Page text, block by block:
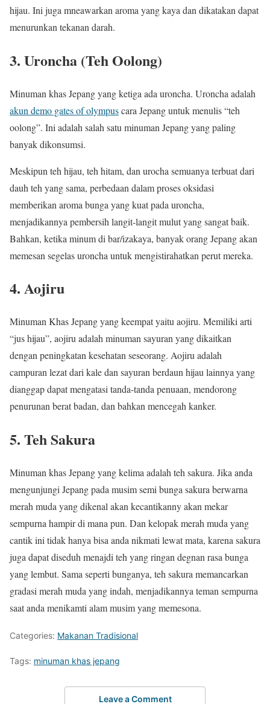
hijau. Ini juga mneawarkan aroma yang kaya dan dikatakan dapat
menurunkan tekanan darah.
3. Uroncha (Teh Oolong)
Minuman khas Jepang yang ketiga ada uroncha. Uroncha adalah
akun demo gates of olympuscara Jepang untuk menulis “teh
oolong”. Ini adalah salah satu minuman Jepang yang paling
banyak dikonsumsi.
Meskipun teh hijau, teh hitam, dan urocha semuanya terbuat dari
dauh teh yang sama, perbedaan dalam proses oksidasi
memberikan aroma bunga yang kuat pada uroncha,
menjadikannya pembersih langit-langit mulut yang sangat baik.
Bahkan, ketika minum di bar/izakaya, banyak orang Jepang akan
memesan segelas uroncha untuk mengistirahatkan perut mereka.
4. Aojiru
Minuman Khas Jepang yang keempat yaitu aojiru. Memiliki arti
“jus hijau”, aojiru adalah minuman sayuran yang dikaitkan
dengan peningkatan kesehatan seseorang. Aojiru adalah
campuran lezat dari kale dan sayuran berdaun hijau lainnya yang
dianggap dapat mengatasi tanda-tanda penuaan, mendorong
penurunan berat badan, dan bahkan mencegah kanker.
5. Teh Sakura
Minuman khas Jepang yang kelima adalah teh sakura. Jika anda
mengunjungi Jepang pada musim semi bunga sakura berwarna
merah muda yang dikenal akan kecantikanny akan mekar
sempurna hampir di mana pun. Dan kelopak merah muda yang
cantik ini tidak hanya bisa anda nikmati lewat mata, karena sakura
juga dapat diseduh menajdi teh yang ringan degnan rasa bunga
yang lembut. Sama seperti bunganya, teh sakura memancarkan
gradasi merah muda yang indah, menjadikannya teman sempurna
saat anda menikamti alam musim yang memesona.
Categories: Makanan Tradisional
Tags: minuman khas jepang
Leave a Comment